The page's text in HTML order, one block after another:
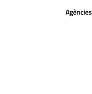
Agències